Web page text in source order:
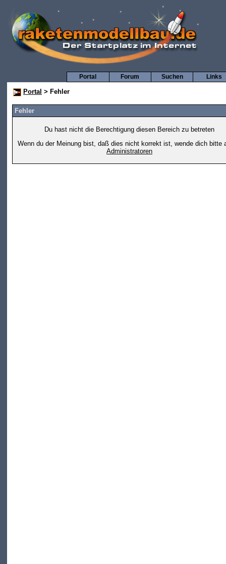
Links
Suchen
Forum
Portal
Portal > Fehler
Fehler
Du hast nicht die Berechtigung diesen Bereich zu betreten
Wenn du der Meinung bist, daß dies nicht korrekt ist, wende dich bitte
Administratoren